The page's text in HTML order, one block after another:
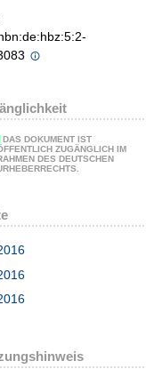
DAS DOKUMENT IST
ZUGÄNGLICH IM
DES DEUTSCHEN